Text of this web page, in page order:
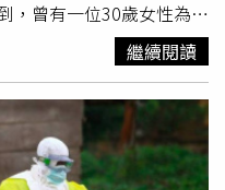
括南韓、大陸、越南及菲
，希望藉由價格優勢、醫
患。菲律賓奎松市聖路加
）院長塞拉諾
發展醫療旅遊，不僅需要
國家的印象，讓海外患者
接受醫療服務的地方，
，曾有一位30歲女性為快
只吃雞胸肉和蔬菜，油
醫，檢查發現膽囊裡長了
除膽囊。對此，廖欣儀指
收縮，把膽汁排出，長期
而增加膽結石風險」。廖
石，完全不吃油或長期空
繼續閱讀